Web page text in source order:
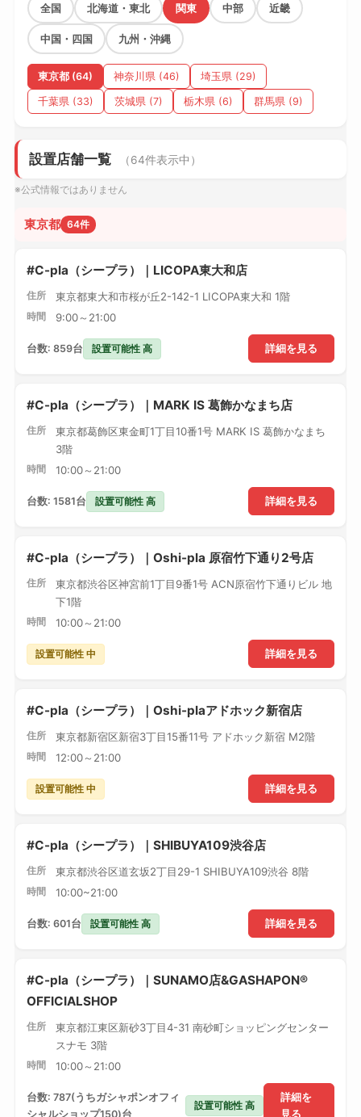
全国 北海道・東北 関東 中部 近畿
中国・四国 九州・沖縄
東京都 (64) 神奈川県 (46) 埼玉県 (29)
千葉県 (33) 茨城県 (7) 栃木県 (6) 群馬県 (9)
設置店舗一覧 （64件表示中）
※公式情報ではありません
東京都 64件
#C-pla（シープラ）｜LICOPA東大和店
住所 東京都東大和市桜が丘2-142-1 LICOPA東大和 1階
時間 9:00～21:00
詳細を見る
台数: 859台 設置可能性 高
#C-pla（シープラ）｜MARK IS 葛飾かなまち店
住所
東京都葛飾区東金町1丁目10番1号 MARK IS 葛飾かなまち
3階
時間 10:00～21:00
詳細を見る
台数: 1581台 設置可能性 高
#C-pla（シープラ）｜Oshi-pla 原宿竹下通り2号店
住所
東京都渋谷区神宮前1丁目9番1号 ACN原宿竹下通りビル 地
下1階
時間 10:00～21:00
詳細を見る
設置可能性 中
#C-pla（シープラ）｜Oshi-plaアドホック新宿店
住所 東京都新宿区新宿3丁目15番11号 アドホック新宿 M2階
時間 12:00～21:00
詳細を見る
設置可能性 中
#C-pla（シープラ）｜SHIBUYA109渋谷店
住所 東京都渋谷区道玄坂2丁目29-1 SHIBUYA109渋谷 8階
時間 10:00~21:00
詳細を見る
台数: 601台 設置可能性 高
#C-pla（シープラ）｜SUNAMO店&GASHAPON®
OFFICIALSHOP
住所
東京都江東区新砂3丁目4-31 南砂町ショッピングセンター
スナモ 3階
時間 10:00～21:00
詳細を
見る
台数: 787(うちガシャポンオフィ
シャルショップ150)台
設置可能性 高